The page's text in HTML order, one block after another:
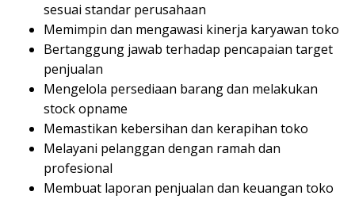
sesuai standar perusahaan
Memimpin dan mengawasi kinerja karyawan toko
Bertanggung jawab terhadap pencapaian target
penjualan
Mengelola persediaan barang dan melakukan
stock opname
Memastikan kebersihan dan kerapihan toko
Melayani pelanggan dengan ramah dan
profesional
Membuat laporan penjualan dan keuangan toko